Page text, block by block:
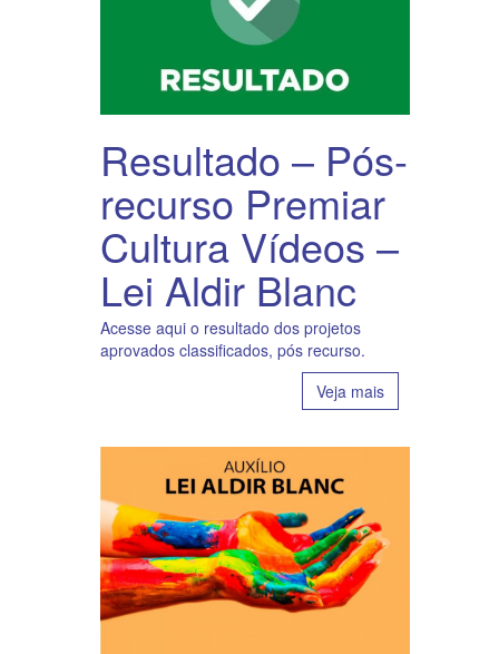
Resultado – Pós-
recurso Premiar
Cultura Vídeos –
Lei Aldir Blanc
Acesse aqui o resultado dos projetos
aprovados classificados, pós recurso.
Veja mais